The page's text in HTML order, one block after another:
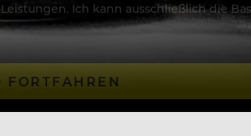
Ich kann ausschließlich die